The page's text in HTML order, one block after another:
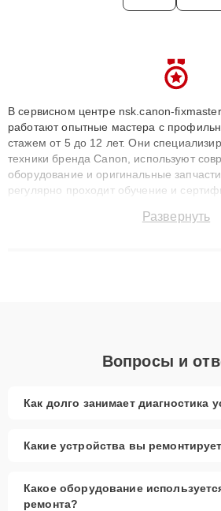
В сервисном центре nsk.canon-
работают опытные мастера с
стажем от 5 до 12 лет. Они
техники бренда Canon, используют
оборудование и оригинальные
регулярно проходит обучение и
технику с сохранением гарантии до 3
Развернуть
Вопросы и
Как долго занимает диагностика
Какие устройства вы
Какое оборудование
ремонта?